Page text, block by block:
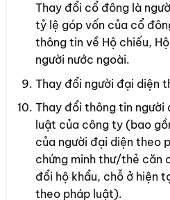
Thay đổi cổ đông là
tỷ lệ góp vốn của cổ
thông tin về Hộ chiếu,
người nước ngoài.
Thay đổi người đại diện
Thay đổi thông tin người
luật của công ty (bao
của người đại diện theo
chứng minh thư/thẻ căn
đổi hộ khẩu, chỗ ở hiện
theo pháp luật).